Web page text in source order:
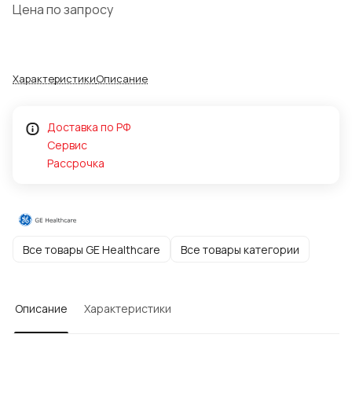
Цена по запросу
ХарактеристикиОписание
Доставка по РФ
Сервис
Рассрочка
Все товары GE Healthcare Все товары категории
Описание Характеристики